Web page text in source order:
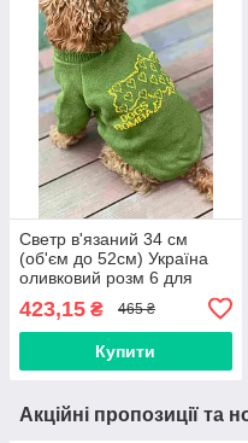
Светр в'язаний 34 см
(об'єм до 52см) Україна
оливковий розм 6 для
423,15 ₴ 465 ₴
Купити
Акційні пропозиції та